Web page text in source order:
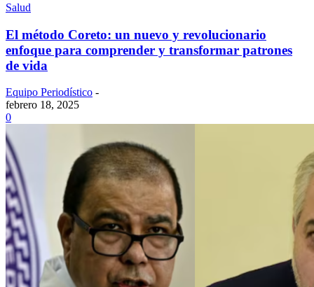
Salud
El método Coreto: un nuevo y revolucionario
enfoque para comprender y transformar patrones
de vida
Equipo Periodístico -
febrero 18, 2025
0